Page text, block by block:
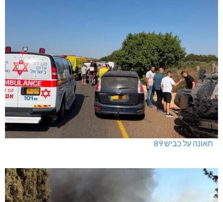
תאונה על כביש 89